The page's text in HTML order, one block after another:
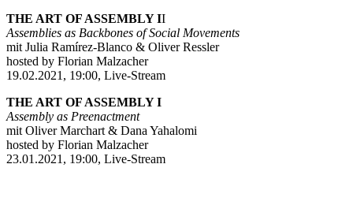
THE ART OF ASSEMBLY II
Assemblies as Backbones of Social Movements
mit Julia Ramírez-Blanco & Oliver Ressler
hosted by Florian Malzacher
19.02.2021, 19:00, Live-Stream
THE ART OF ASSEMBLY I
Assembly as Preenactment
mit Oliver Marchart & Dana Yahalomi
hosted by Florian Malzacher
23.01.2021, 19:00, Live-Stream